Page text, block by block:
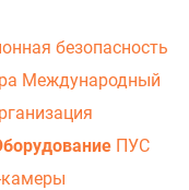
безопасность
Международный
ПУС
камеры